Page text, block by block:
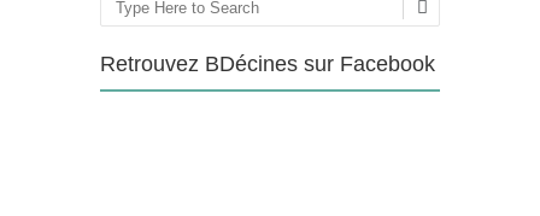
Rechercher
Retrouvez BDécines sur Facebook